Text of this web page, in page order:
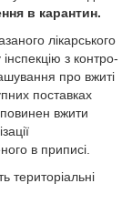
в карантин.
лікарського
з контро­
про вжиті
поставках
повинен вжити
в приписі.
територіальні